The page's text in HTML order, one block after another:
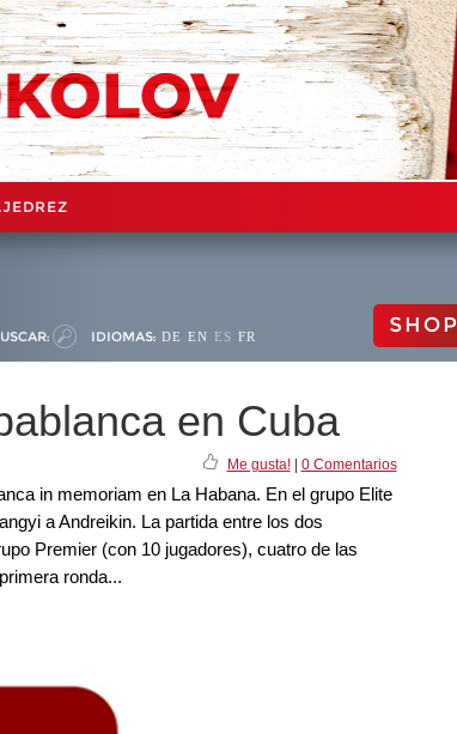
IDIOMAS: DE EN ES FR SHOP
en Cuba
Me gusta!| 0 Comentarios
in memoriam en La Habana. En el grupo Elite
a Andreikin. La partida entre los dos
Premier (con 10 jugadores), cuatro de las
ronda...